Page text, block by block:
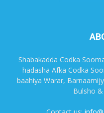
Shabakadda Codka
hadasha Afka Codka
baahiya Warar,
Bulsho